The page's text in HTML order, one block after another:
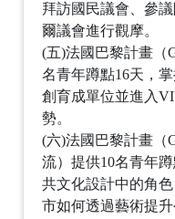
拜訪國民議會、參
爾議會進行觀摩。
(五)法國巴黎計畫（
名青年蹲點16天，
創育成單位並進入
勢。
(六)法國巴黎計畫（
流）提供10名青年
共文化設計中的角
市如何透過藝術提升